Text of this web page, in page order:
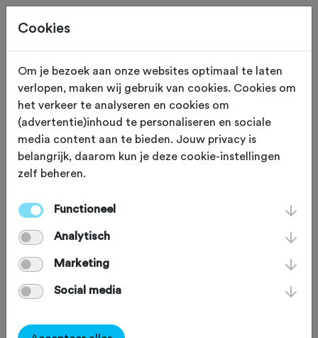
Deze tocht heeft reeds plaatsgevonden op 1-11-2025.
ZATERDAG 1 NOV 2025
Duvelsday 2025
Mountainbike
Cookies
Om je bezoek aan onze websites optimaal te laten
verlopen, maken wij gebruik van cookies. Cookies om
het verkeer te analyseren en cookies om
(advertentie)inhoud te personaliseren en sociale
media content aan te bieden. Jouw privacy is
belangrijk, daarom kun je deze cookie-instellingen
zelf beheren.
Functioneel
Analytisch
Marketing
Social media